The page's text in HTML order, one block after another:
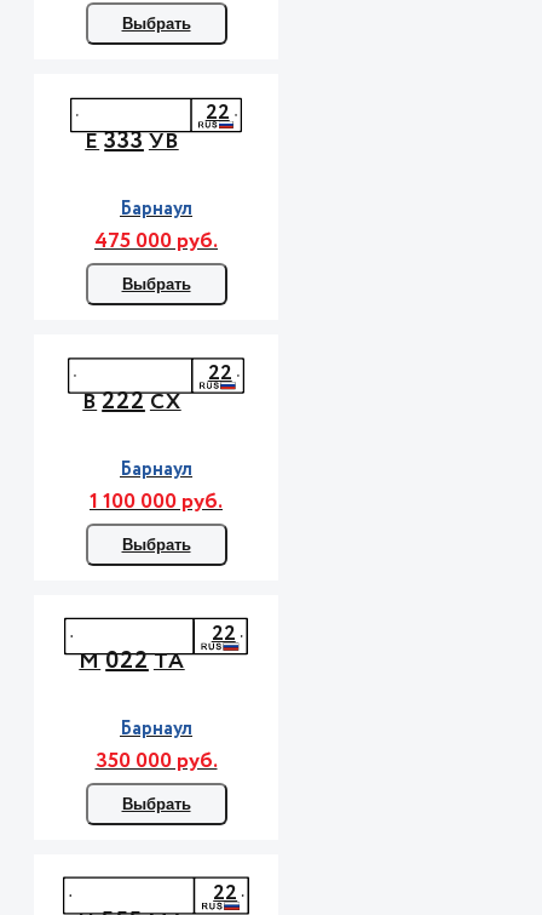
Выбрать
Е333УВ
22
Барнаул
475 000 руб.
Выбрать
В222СХ
22
Барнаул
1 100 000 руб.
Выбрать
М022ТА
22
Барнаул
350 000 руб.
Выбрать
22